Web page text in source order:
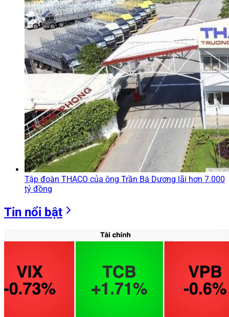
Tập đoàn THACO của ông Trần Bá Dương lãi hơn 7.000
tỷ đồng
Tin nổi bật